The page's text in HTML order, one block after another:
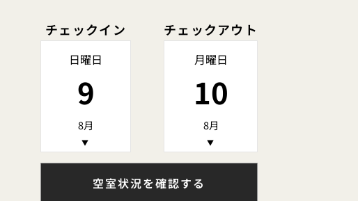
チェックイン
日曜日
9
8月
▼
チェックアウト
月曜日
10
8月
▼
空室状況を確認する